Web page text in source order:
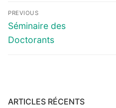
Navigation
de
l’article
PREVIOUS
Previous
post:
Séminaire des
Doctorants
ARTICLES RÉCENTS